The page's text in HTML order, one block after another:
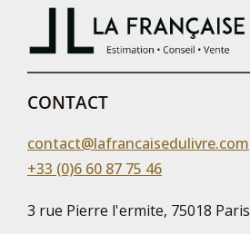
CONTACT
contact@lafrancaisedulivre.com
+33 (0)6 60 87 75 46
3 rue Pierre l'ermite, 75018 Paris